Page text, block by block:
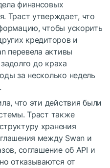
финансовых
Траст утверждает, что
чтобы ускорить
кредиторов и
перевела активы
до краха
за несколько недель
что эти действия были
Траст также
хранения
между Swan и
соглашение об API и
отказываются от